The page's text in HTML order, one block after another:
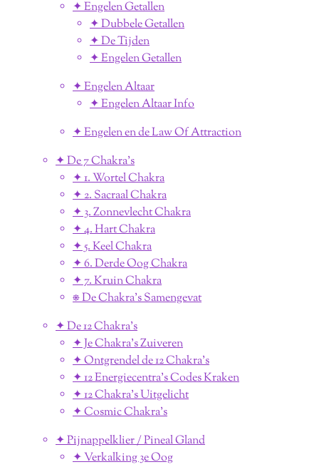
✦ Engelen Getallen
✦ Dubbele Getallen
✦ De Tijden
✦ Engelen Getallen
✦ Engelen Altaar
✦ Engelen Altaar Info
✦ Engelen en de Law Of Attraction
✦ De 7 Chakra's
✦ 1. Wortel Chakra
✦ 2. Sacraal Chakra
✦ 3. Zonnevlecht Chakra
✦ 4. Hart Chakra
✦ 5. Keel Chakra
✦ 6. Derde Oog Chakra
✦ 7. Kruin Chakra
⎈ De Chakra's Samengevat
✦ De 12 Chakra's
✦ Je Chakra's Zuiveren
✦ Ontgrendel de 12 Chakra's
✦ 12 Energiecentra's Codes Kraken
✦ 12 Chakra's Uitgelicht
✦ Cosmic Chakra's
✦ Pijnappelklier / Pineal Gland
✦ Verkalking 3e Oog